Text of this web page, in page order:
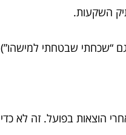
השקעות.
“שכחתי שבטחתי
הוצאות בפועל. זה לא